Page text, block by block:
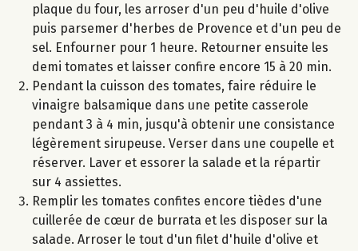
plaque du four, les arroser d'un peu d'huile d'olive
puis parsemer d'herbes de Provence et d'un peu de
sel. Enfourner pour 1 heure. Retourner ensuite les
demi tomates et laisser confire encore 15 à 20 min.
Pendant la cuisson des tomates, faire réduire le
vinaigre balsamique dans une petite casserole
pendant 3 à 4 min, jusqu'à obtenir une consistance
légèrement sirupeuse. Verser dans une coupelle et
réserver. Laver et essorer la salade et la répartir
sur 4 assiettes.
Remplir les tomates confites encore tièdes d'une
cuillerée de cœur de burrata et les disposer sur la
salade. Arroser le tout d'un filet d'huile d'olive et